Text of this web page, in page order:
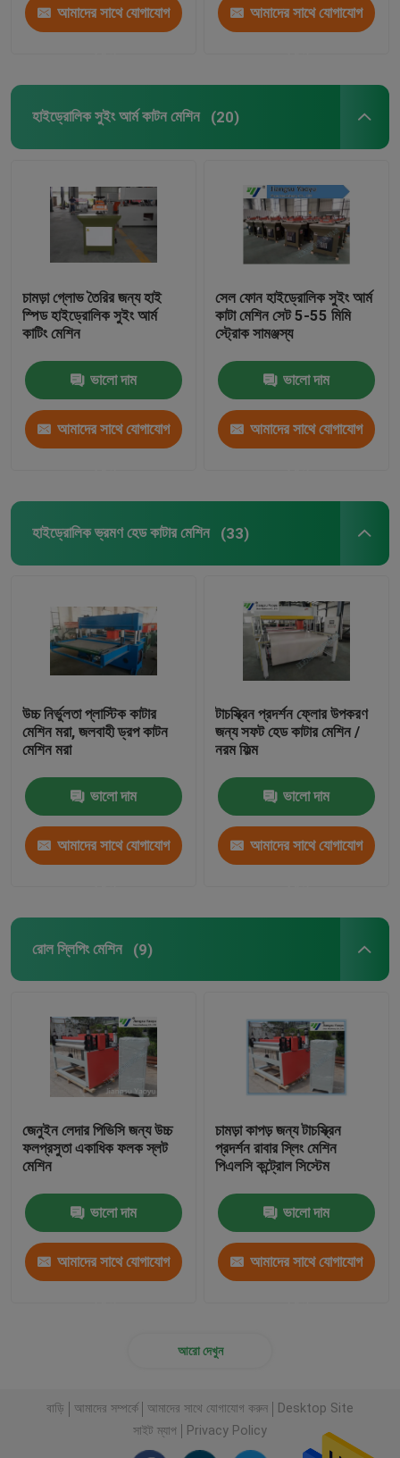
আমাদের সাথে যোগাযোগ আমাদের সাথে যোগাযোগ
হাইড্রোলিক সুইং আর্ম কাটন মেশিন (20)
চামড়া গ্লোভ তৈরির জন্য হাই
স্পিড হাইড্রোলিক সুইং আর্ম
কাটিং মেশিন
ভালো দাম
আমাদের সাথে যোগাযোগ
সেল ফোন হাইড্রোলিক সুইং আর্ম
কাটা মেশিন সেট 5-55 মিমি
স্ট্রোক সামঞ্জস্য
ভালো দাম
আমাদের সাথে যোগাযোগ
হাইড্রোলিক ভ্রমণ হেড কাটার মেশিন (33)
উচ্চ নির্ভুলতা প্লাস্টিক কাটার
মেশিন মরা, জলবাহী ড্রপ কাটন
মেশিন মরা
ভালো দাম
আমাদের সাথে যোগাযোগ
টাচস্ক্রিন প্রদর্শন ফ্লোর উপকরণ
জন্য সফট হেড কাটার মেশিন /
নরম ফিল্ম
ভালো দাম
আমাদের সাথে যোগাযোগ
রোল স্লিপিং মেশিন (9)
জেনুইন লেদার পিভিসি জন্য উচ্চ
ফলপ্রসুতা একাধিক ফলক স্লট
মেশিন
ভালো দাম
আমাদের সাথে যোগাযোগ
চামড়া কাপড় জন্য টাচস্ক্রিন
প্রদর্শন রাবার স্লিং মেশিন
পিএলসি কন্ট্রোল সিস্টেম
ভালো দাম
আমাদের সাথে যোগাযোগ
আরো দেখুন
বাড়ি আমাদের সম্পর্কে আমাদের সাথে যোগাযোগ করুন
Desktop Site
সাইট ম্যাপ
Privacy Policy